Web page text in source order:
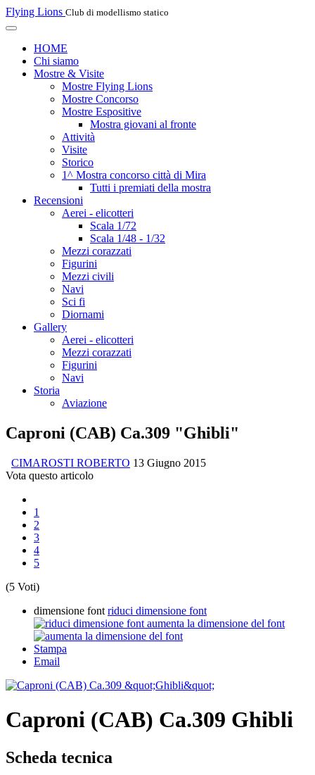
Flying Lions Club di modellismo statico
HOME
Chi siamo
Mostre & Visite
Mostre Flying Lions
Mostre Concorso
Mostre Espositive
Mostra giovani al fronte
Attività
Visite
Storico
1^ Mostra concorso città di Mira
Tutti i premiati della mostra
Recensioni
Aerei - elicotteri
Scala 1/72
Scala 1/48 - 1/32
Mezzi corazzati
Figurini
Mezzi civili
Navi
Sci fi
Diornami
Gallery
Aerei - elicotteri
Mezzi corazzati
Figurini
Navi
Storia
Aviazione
Caproni (CAB) Ca.309 "Ghibli"
CIMAROSTI ROBERTO 13 Giugno 2015
Vota questo articolo
1
2
3
4
5
(5 Voti)
dimensione font riduci dimensione font
aumenta la dimensione del font
Stampa
Email
Caproni (CAB) Ca.309 Ghibli
Scheda tecnica